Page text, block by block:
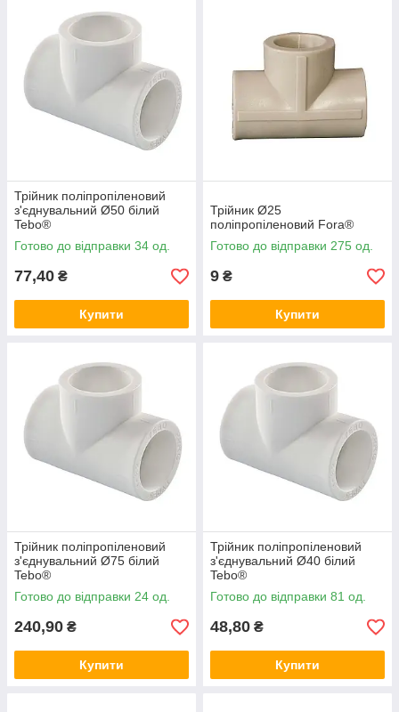
Трійник поліпропіленовий
з'єднувальний Ø50 білий
Tebo®
Готово до відправки 34 од.
77,40 ₴
Купити
Трійник Ø25
поліпропіленовий Fora®
Готово до відправки 275 од.
9 ₴
Купити
Трійник поліпропіленовий
з'єднувальний Ø75 білий
Tebo®
Готово до відправки 24 од.
240,90 ₴
Купити
Трійник поліпропіленовий
з'єднувальний Ø40 білий
Tebo®
Готово до відправки 81 од.
48,80 ₴
Купити